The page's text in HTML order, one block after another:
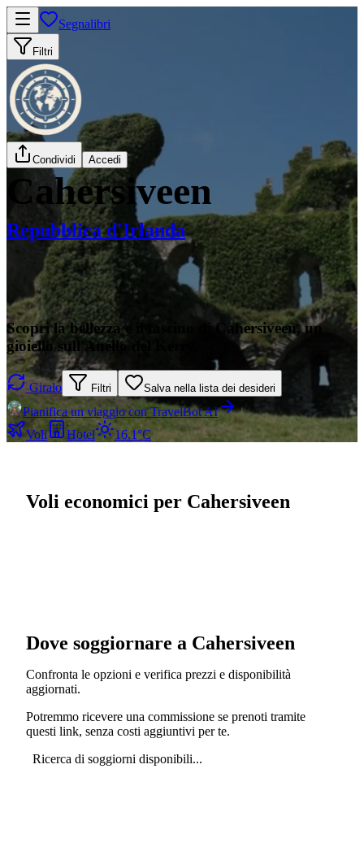
Segnalibri
Filtri
Condividi Accedi
Cahersiveen
Repubblica d'Irlanda
Scopri la bellezza e il fascino di Cahersiveen, un
gioiello sull'Anello del Kerry.
Giralo Filtri Salva nella lista dei desideri
Pianifica un viaggio con TravelBot AI
Voli
Hotel 16.1°C
Voli economici per Cahersiveen
Dove soggiornare a Cahersiveen
Confronta le opzioni e verifica prezzi e disponibilità
aggiornati.
Potremmo ricevere una commissione se prenoti tramite
questi link, senza costi aggiuntivi per te.
Ricerca di soggiorni disponibili...